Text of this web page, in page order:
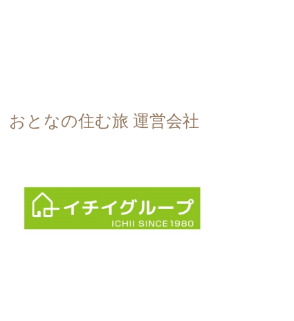
おとなの住む旅 運営会社